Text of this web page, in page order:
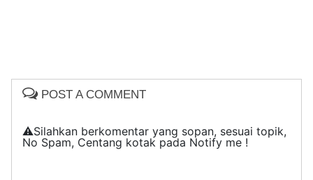
POST A COMMENT
⚠️Silahkan berkomentar yang sopan, sesuai topik,
No Spam, Centang kotak pada Notify me !